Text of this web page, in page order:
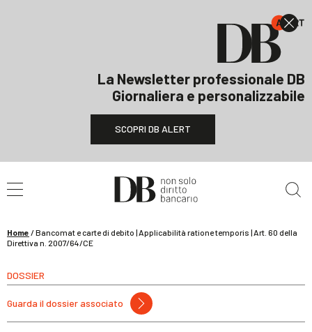
La Newsletter professionale DB
Giornaliera e personalizzabile
SCOPRI DB ALERT
Home /Bancomat e carte di debito | Applicabilità ratione temporis | Art. 60 della
Direttiva n. 2007/64/CE
DOSSIER
Guarda il dossier associato